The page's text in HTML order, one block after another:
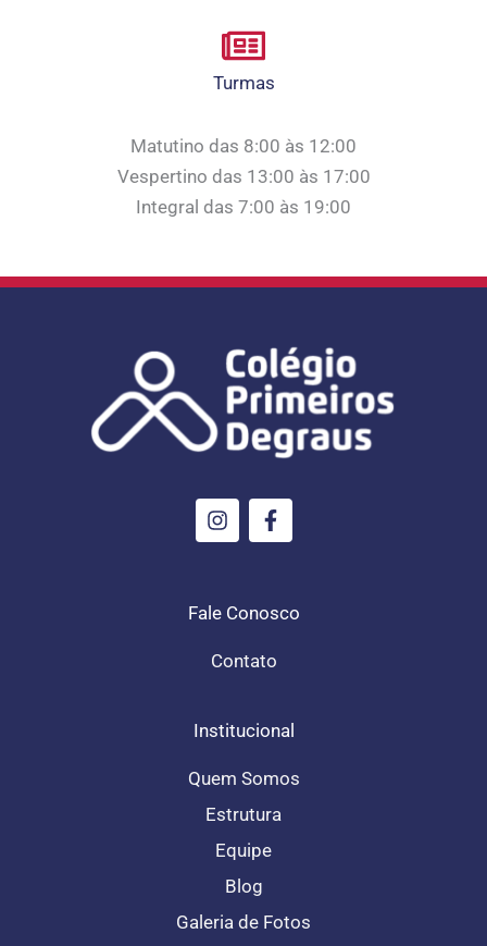
Turmas
Matutino das 8:00 às 12:00
Vespertino das 13:00 às 17:00
Integral das 7:00 às 19:00
I
n
s
g
r
a
m
F
a
c
o
o
-
Fale Conosco
Contato
Institucional
Quem Somos
Estrutura
Equipe
Blog
Galeria de Fotos